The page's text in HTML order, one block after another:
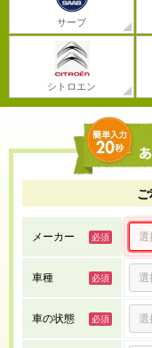
サーブ
シトロエン
メーカー
車種
車の状態